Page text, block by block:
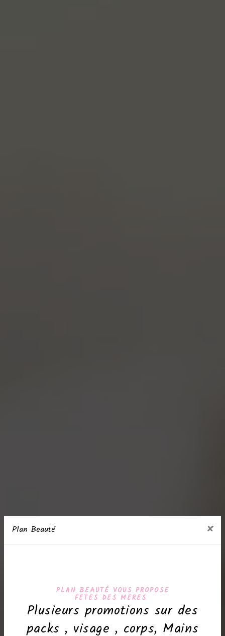
Plan Beauté ×
PLAN BEAUTÉ VOUS PROPOSE
FETES DES MERES
Plusieurs promotions sur des
packs , visage , corps, Mains